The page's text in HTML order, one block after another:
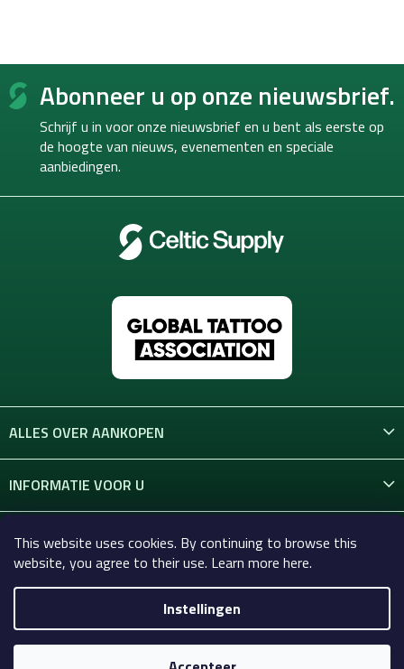
This website uses cookies. By continuing to browse this
website, you agree to their use. Learn more here.
Instellingen
F
Abonneer u op onze nieuwsbrief.
Schrijf u in voor onze nieuwsbrief en u bent als eerste op
de hoogte van nieuws, evenementen en speciale
aanbiedingen.
ALLES OVER AANKOPEN
INFORMATIE VOOR U
CONTACT
Copyright 2026Celtic-Supply.nl | Alles voor tatoeages en
permanente make-up. Alle rechten voorbehouden.